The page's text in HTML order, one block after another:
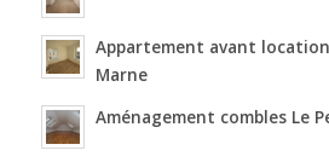
Appartement avant
Marne
Aménagement combles Le